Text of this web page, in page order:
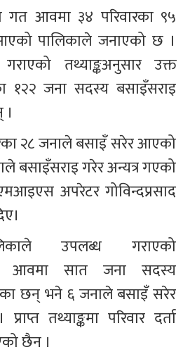
गत आवमा ३४ परिवारका ९५
पालिकाले जनाएको छ ।
तथ्याङ्कअनुसार उक्त
१२२ जना सदस्य बसाइँसराइ
२८ जनाले बसाइँ सरेर आएको
बसाइँसराइ गरेर अन्यत्र गएको
अपरेटर गोविन्दप्रसाद
उपलब्ध गराएको
आवमा सात जना सदस्य
छन् भने ६ जनाले बसाइँ सरेर
तथ्याङ्कमा परिवार दर्ता
छैन ।